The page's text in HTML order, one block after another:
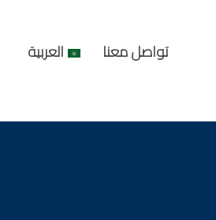
تواصل معنا العربية